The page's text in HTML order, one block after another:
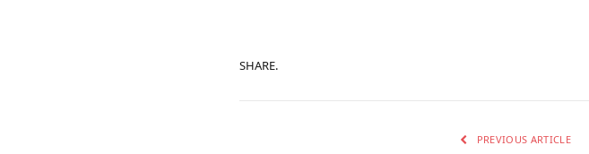
SHARE.
PREVIOUS ARTICLE